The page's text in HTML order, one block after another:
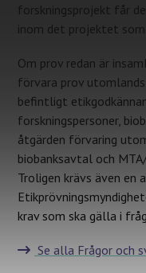
forskningsprojekt får
inom det projektet
Om prov redan är
förvara prov
befintligt
forskningspersoner,
åtgärden förvaring
biobanksavtal och
Troligen krävs även en
krav som ska gälla i
Se alla Frågor och